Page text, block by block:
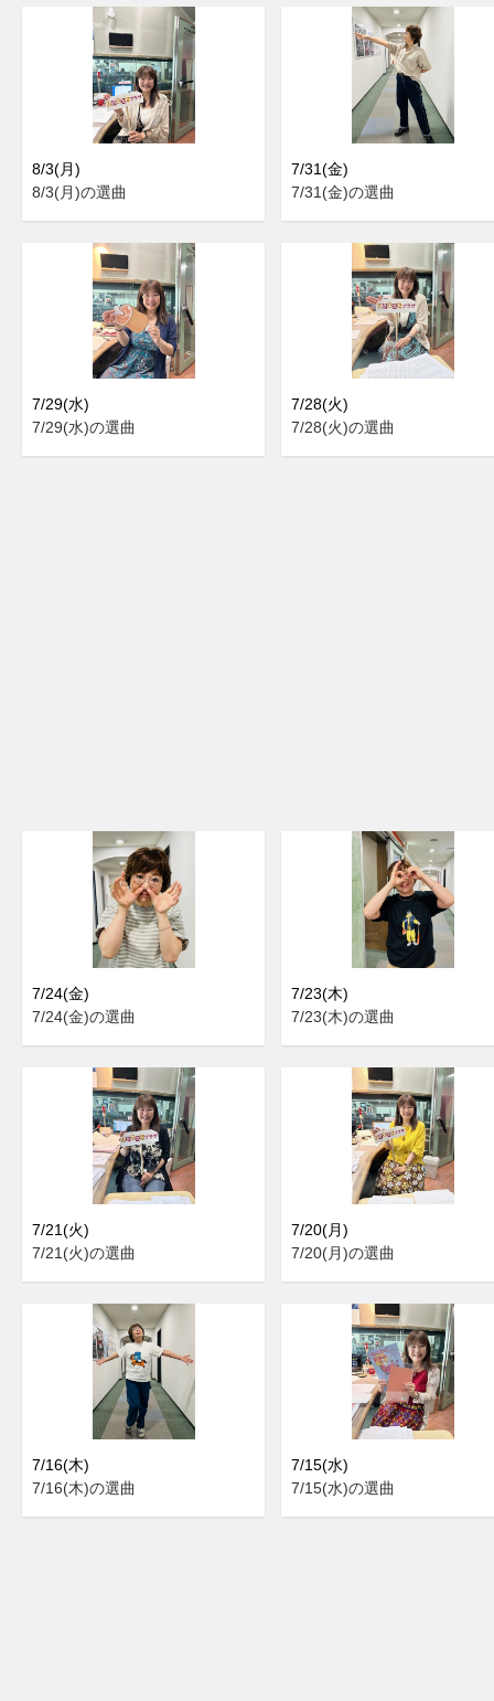
8/3(月)
8/3(月)の選曲
7/31(金)
7/31(金)の選曲
7/29(水)
7/29(水)の選曲
7/28(火)
7/28(火)の選曲
7/24(金)
7/24(金)の選曲
7/23(木)
7/23(木)の選曲
7/21(火)
7/21(火)の選曲
7/20(月)
7/20(月)の選曲
7/16(木)
7/16(木)の選曲
7/15(水)
7/15(水)の選曲